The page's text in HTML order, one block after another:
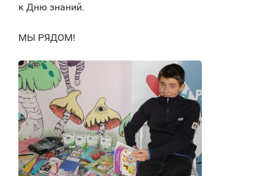
к Дню знаний.
МЫ РЯДОМ!